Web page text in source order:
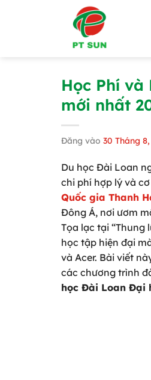
Học Phí và
mới nhất
Đăng vào 30 Tháng
Du học Đài Loan
chi phí hợp lý và
Quốc gia Thanh
Đông Á, nơi ươm
Tọa lạc tại “Thung
học tập hiện đại
và Acer. Bài viết
các chương trình
học Đài Loan Đại